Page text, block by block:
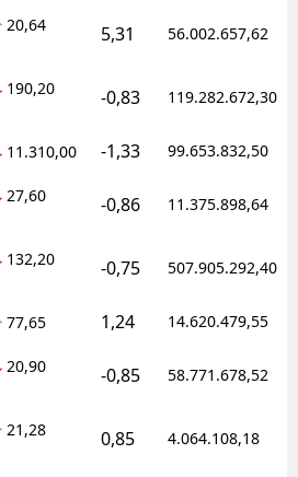
20,64 5,31 56.002.657,62
190,20 -0,83 119.282.672,30
11.310,00 -1,33 99.653.832,50
27,60 -0,86 11.375.898,64
132,20 -0,75 507.905.292,40
77,65 1,24 14.620.479,55
20,90 -0,85 58.771.678,52
21,28 0,85 4.064.108,18